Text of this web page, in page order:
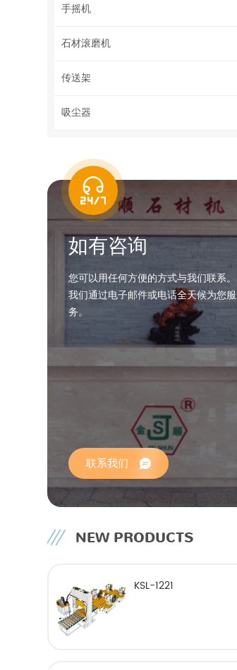
手摇机
石材滚磨机
传送架
吸尘器
如有咨询
您可以用任何方便的方式与我们联系。
我们通过电子邮件或电话全天候为您服
务。
联系我们
NEW PRODUCTS
KSL-1221